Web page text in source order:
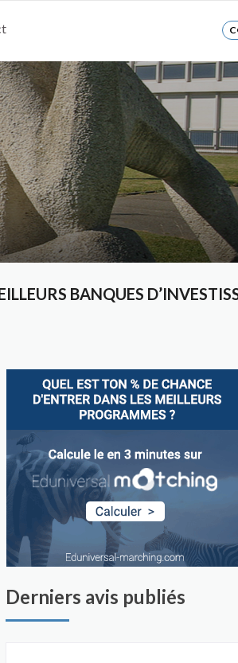
BANQUES
Derniers avis publiés